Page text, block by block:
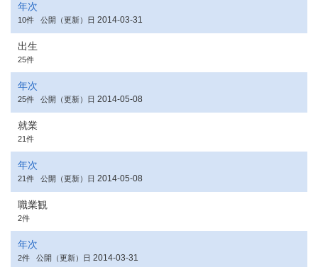
年次
10件 公開（更新）日 2014-03-31
出生
25件
年次
25件 公開（更新）日 2014-05-08
就業
21件
年次
21件 公開（更新）日 2014-05-08
職業観
2件
年次
2件 公開（更新）日 2014-03-31